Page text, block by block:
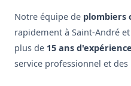
Notre équipe de plombiers
rapidement à Saint-André
plus de 15 ans d'expérience
service professionnel et